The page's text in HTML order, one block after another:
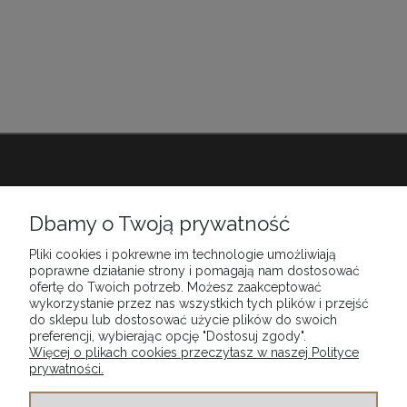
Babiarnia
Obsługa klienta
Moje konto
Dbamy o Twoją prywatność
Pliki cookies i pokrewne im technologie umożliwiają
poprawne działanie strony i pomagają nam dostosować
ofertę do Twoich potrzeb. Możesz zaakceptować
wykorzystanie przez nas wszystkich tych plików i przejść
do sklepu lub dostosować użycie plików do swoich
preferencji, wybierając opcję "Dostosuj zgody".
Więcej o plikach cookies przeczytasz w naszej Polityce
prywatności.